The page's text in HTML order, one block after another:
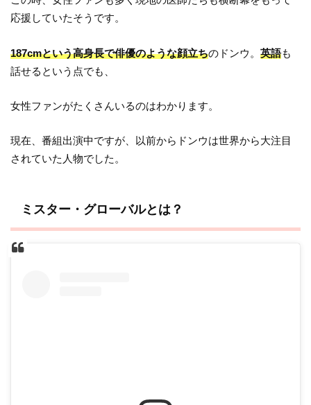
応援していたそうです。
187cmという高身長で俳優のような顔立ちのドンウ。英語も
話せるという点でも、
女性ファンがたくさんいるのはわかります。
現在、番組出演中ですが、以前からドンウは世界から大注目
されていた人物でした。
ミスター・グローバルとは？